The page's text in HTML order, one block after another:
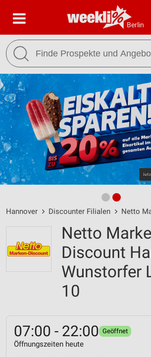
Berlin
Hannover Discounter Filialen Netto
Netto
Discount
Wunstorfer
10
07:00 - 22:00 Geöffnet
Öffnungszeiten heute